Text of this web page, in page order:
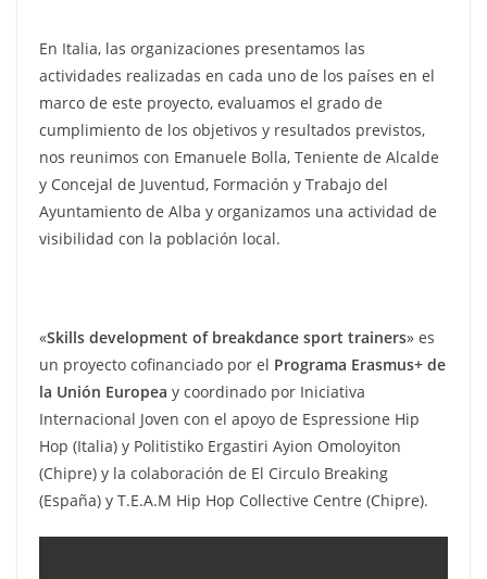
En Italia, las organizaciones presentamos las
actividades realizadas en cada uno de los países en el
marco de este proyecto, evaluamos el grado de
cumplimiento de los objetivos y resultados previstos,
nos reunimos con Emanuele Bolla, Teniente de Alcalde
y Concejal de Juventud, Formación y Trabajo del
Ayuntamiento de Alba y organizamos una actividad de
visibilidad con la población local.
«Skills development of breakdance sport trainers» es
un proyecto cofinanciado por el Programa Erasmus+ de
la Unión Europea y coordinado por Iniciativa
Internacional Joven con el apoyo de Espressione Hip
Hop (Italia) y Politistiko Ergastiri Ayion Omoloyiton
(Chipre) y la colaboración de El Circulo Breaking
(España) y T.E.A.M Hip Hop Collective Centre (Chipre).